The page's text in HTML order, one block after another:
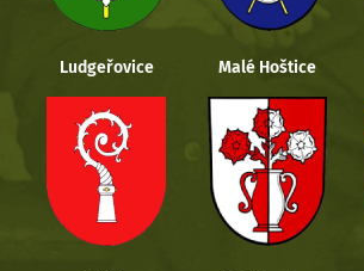
Ludgeřovice Malé Hoštice